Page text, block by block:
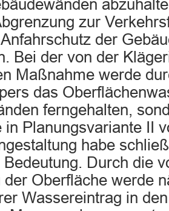
zur
der
Bei der von der
Maßnahme werde
das
ferngehalten,
in Planungsvariante II
habe
Durch die
der Oberfläche werde
Wassereintrag in